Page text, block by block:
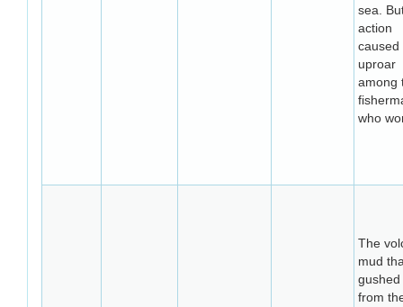
sea.
action
caused
uproar
among
who
The
mud
gushed
from